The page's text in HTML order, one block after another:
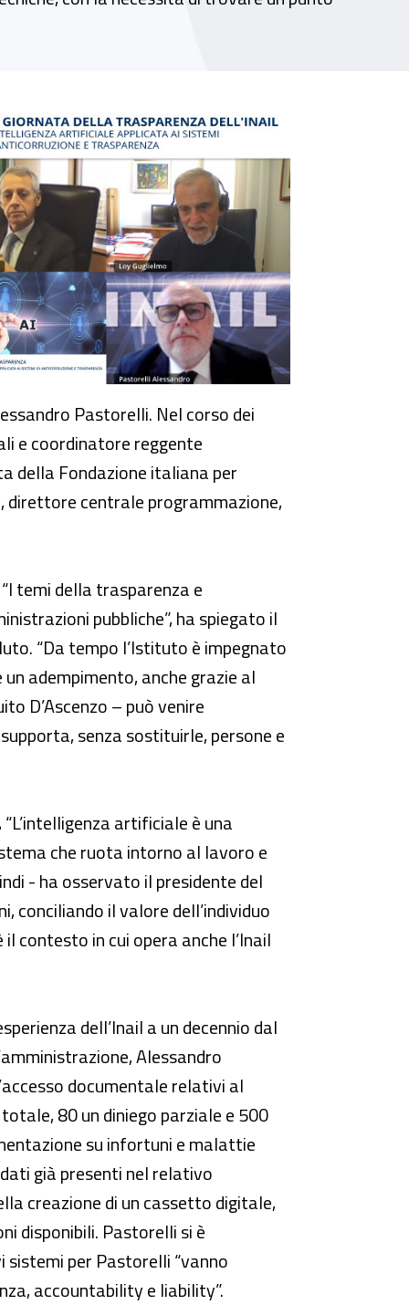
trasparenza Inail 2023
Pastorelli. Nel corso dei
e coordinatore reggente
della Fondazione italiana per
direttore centrale programmazione,
temi della trasparenza e
pubbliche”, ha spiegato il
“Da tempo l’Istituto è impegnato
adempimento, anche grazie al
D’Ascenzo – può venire
senza sostituirle, persone e
“L’intelligenza artificiale è una
che ruota intorno al lavoro e
- ha osservato il presidente del
conciliando il valore dell’individuo
contesto in cui opera anche l’Inail
dell’Inail a un decennio dal
Alessandro
documentale relativi al
80 un diniego parziale e 500
su infortuni e malattie
già presenti nel relativo
creazione di un cassetto digitale,
disponibili. Pastorelli si è
sistemi per Pastorelli “vanno
accountability e liability”.